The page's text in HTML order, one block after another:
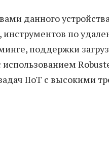
данного
по
поддержки
IIoT с высокими